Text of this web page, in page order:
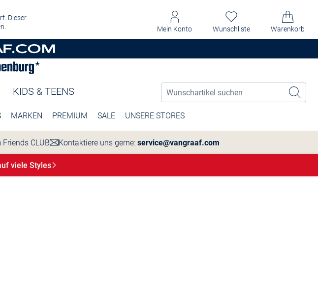
Dieser
Mein Konto Wunschliste Warenkorb
KIDS & TEENS
MARKEN PREMIUM SALE UNSERE STORES
CLUB Kontaktiere uns gerne: service@vangraaf.com
viele Styles